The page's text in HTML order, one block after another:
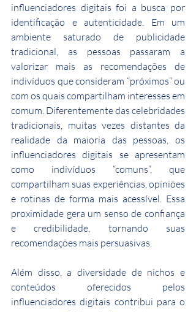
influenciadores digitais foi a busca por
identificação e autenticidade. Em um
ambiente saturado de publicidade
tradicional, as pessoas passaram a
valorizar mais as recomendações de
indivíduos que consideram “próximos” ou
com os quais compartilham interesses em
comum. Diferentemente das celebridades
tradicionais, muitas vezes distantes da
realidade da maioria das pessoas, os
influenciadores digitais se apresentam
como indivíduos “comuns”, que
compartilham suas experiências, opiniões
e rotinas de forma mais acessível. Essa
proximidade gera um senso de confiança
e credibilidade, tornando suas
recomendações mais persuasivas.
Além disso, a diversidade de nichos e
conteúdos oferecidos pelos
influenciadores digitais contribui para o